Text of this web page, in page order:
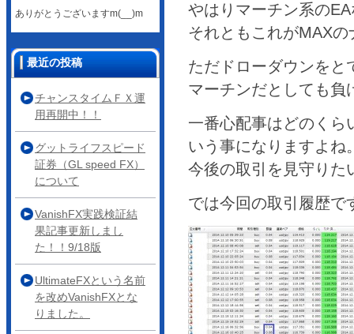
やはりマーチン系の
それともこれがMAX
ただドローダウンをと
マーチンだとしても負
一番心配事はどのくら
いう事になりますよね
今後の取引を見守りた
では今回の取引履歴で
ありがとうございますm(__)m
最近の投稿
チャンスタイムＦＸ運
用再開中！！
グットライフスピード
証券（GL speed FX）
について
VanishFX実践検証結
果記事更新しまし
た！！9/18版
UltimateFXという名前
を改めVanishFXとな
りました。